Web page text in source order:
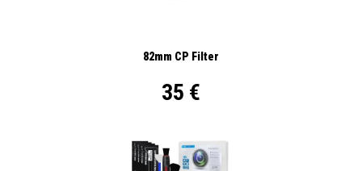
82mm CP Filter
35 €